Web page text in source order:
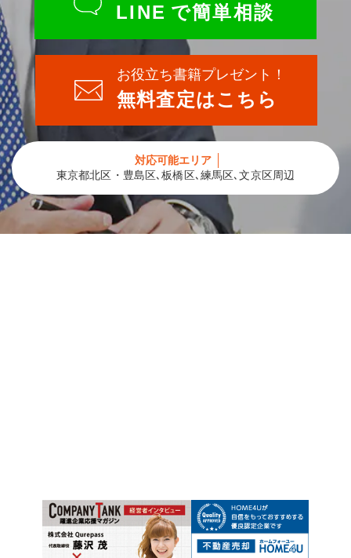
LINE で簡単相談
お役立ち書籍プレゼント！
無料査定はこちら
対応可能エリア
東京都北区・豊島区､板橋区､練馬区､文京区周辺